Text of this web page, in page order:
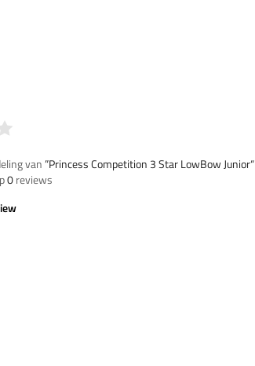
van”Princess Competition 3 Star LowBow Junior“
0reviews